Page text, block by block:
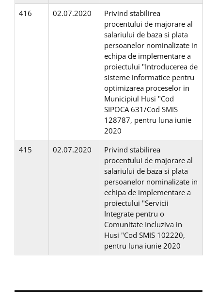
416
02.07.2020
Privind stabilirea
procentului de majorare al
salariului de baza si plata
persoanelor nominalizate in
echipa de implementare a
proiectului "Introducerea de
sisteme informatice pentru
optimizarea proceselor in
Municipiul Husi "Cod
SIPOCA 631/Cod SMIS
128787, pentru luna iunie
2020
415
02.07.2020
Privind stabilirea
procentului de majorare al
salariului de baza si plata
persoanelor nominalizate in
echipa de implementare a
proiectului "Servicii
Integrate pentru o
Comunitate Incluziva in
Husi "Cod SMIS 102220,
pentru luna iunie 2020